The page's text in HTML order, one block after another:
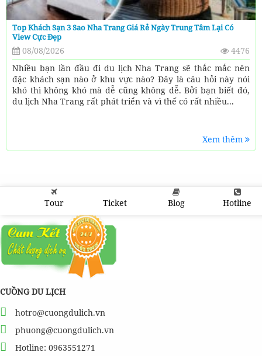
Top Khách Sạn 3 Sao Nha Trang Giá Rẻ Ngày Trung Tâm Lại Có
View Cực Đẹp
08/08/2026
4476
Nhiều bạn lần đầu đi du lịch Nha Trang sẽ thắc mắc nên
đặc khách sạn nào ở khu vực nào? Đây là câu hỏi này nói
khó thì không khó mà dễ cũng không dễ. Bởi bạn biết đó,
du lịch Nha Trang rất phát triển và vì thế có rất nhiều...
Xem thêm
Tour Ticket Blog Hotline
CUỒNG DU LỊCH
hotro@cuongdulich.vn
phuong@cuongdulich.vn
Hotline: 0963551271